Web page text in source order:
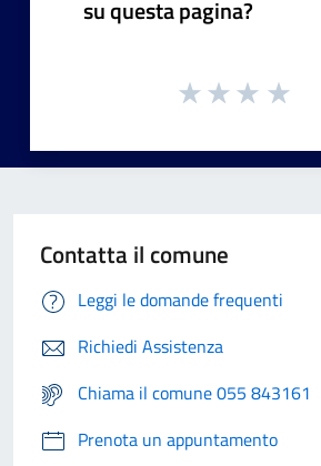
su questa pagina?
Contatta il comune
Leggi le domande frequenti
Richiedi Assistenza
Chiama il comune 055 843161
Prenota un appuntamento